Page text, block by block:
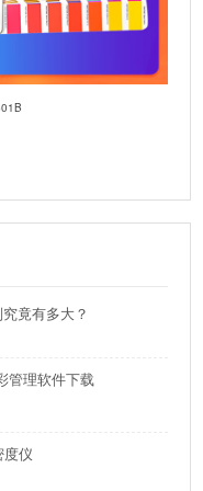
竟有多大？
管理软件下载
仪